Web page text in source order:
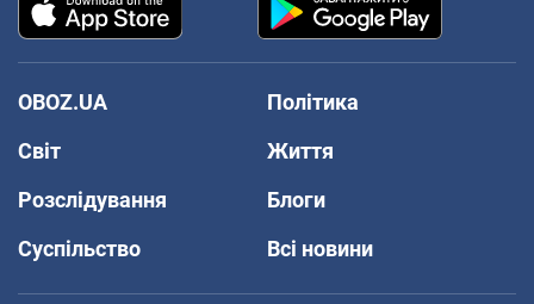
OBOZ.UA
Політика
Світ
Життя
Розслідування
Блоги
Суспільство
Всі новини